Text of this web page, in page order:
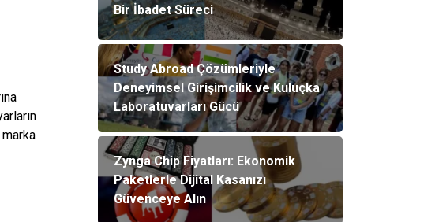
Bir İbadet Süreci
Study Abroad Çözümleriyle
Deneyimsel Girişimcilik ve Kuluçka
Laboratuvarları Gücü
Zynga Chip Fiyatları: Ekonomik
Paketlerle Dijital Kasanızı
Güvenceye Alın